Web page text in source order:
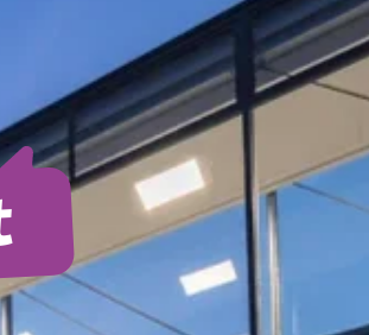
& Franchise
Unternehmen
Mitarbeiter-Apps im Vergleich 2026
Kosten-Nutzen Rechnung
Hilfe-Center für Kunden
Systemstatus
Rechtliche Dokumente
Deine Karriere
Partner-Programm
Suchen